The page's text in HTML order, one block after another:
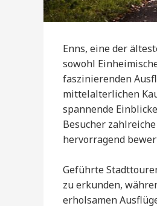
Enns, eine der
sowohl
faszinierenden
mittelalterlichen
spannende
Besucher
hervorragend
Geführte
zu erkunden,
erholsamen